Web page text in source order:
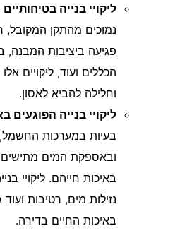
ליקויי בנייה בטיחותיים
נמוכים מהתקן המקובל,
פגיעה ביציבות המבנה,
הכללים ועוד, ליקויים
וחלילה להביא לאסון.
ליקויי בנייה הפוגעים
בעיות במערכות
ובאספקת המים מתישים
באיכות חייהם. ליקויי
נזילות מים, רטיבות
באיכות החיים בדירה.